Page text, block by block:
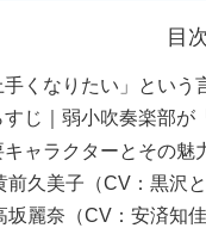
目次
手くなりたい」とい
すじ｜弱小吹奏楽部が
キャラクターとその魅
前久美子（CV：黒沢
坂麗奈（CV：安済知